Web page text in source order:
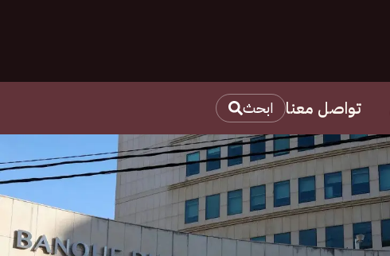
تواصل معنا ابحث